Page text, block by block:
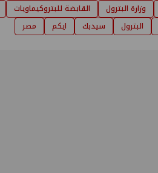
وزارة البترول القابضة للبتروكيماويات
البترول سيدبك ايكم مصر